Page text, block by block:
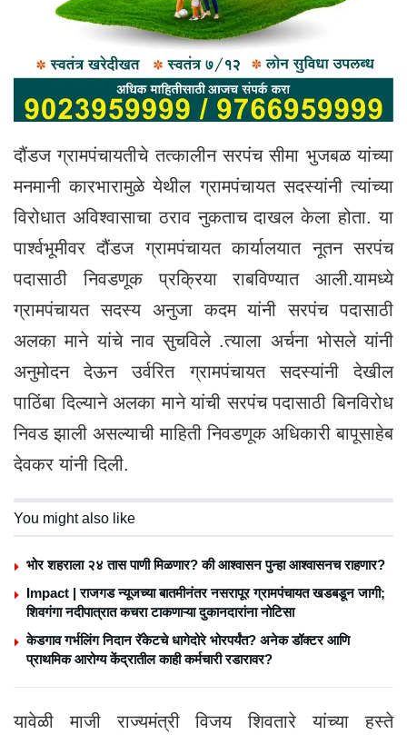
दौंडज ग्रामपंचायतीचे तत्कालीन सरपंच सीमा भुजबळ यांच्या
मनमानी कारभारामुळे येथील ग्रामपंचायत सदस्यांनी त्यांच्या
विरोधात अविश्वासाचा ठराव नुकताच दाखल केला होता. या
पार्श्वभूमीवर दौंडज ग्रामपंचायत कार्यालयात नूतन सरपंच
पदासाठी निवडणूक प्रक्रिया राबविण्यात आली.यामध्ये
ग्रामपंचायत सदस्य अनुजा कदम यांनी सरपंच पदासाठी
अलका माने यांचे नाव सुचविले .त्याला अर्चना भोसले यांनी
अनुमोदन देऊन उर्वरित ग्रामपंचायत सदस्यांनी देखील
पाठिंबा दिल्याने अलका माने यांची सरपंच पदासाठी बिनविरोध
निवड झाली असल्याची माहिती निवडणूक अधिकारी बापूसाहेब
देवकर यांनी दिली.
You might also like
भोर शहराला २४ तास पाणी मिळणार? की आश्वासन पुन्हा आश्वासनच राहणार?
Impact | राजगड न्यूजच्या बातमीनंतर नसरापूर ग्रामपंचायत खडबडून जागी;
शिवगंगा नदीपात्रात कचरा टाकणाऱ्या दुकानदारांना नोटिसा
केडगाव गर्भलिंग निदान रॅकेटचे धागेदोरे भोरपर्यंत? अनेक डॉक्टर आणि
प्राथमिक आरोग्य केंद्रातील काही कर्मचारी रडारावर?
यावेळी माजी राज्यमंत्री विजय शिवतारे यांच्या हस्ते